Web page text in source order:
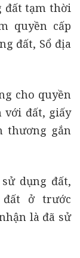
đất tạm thời
quyền cấp
đất, Sổ địa
cho quyền
với đất, giấy
thương gắn
dụng đất,
ở trước
là đã sử